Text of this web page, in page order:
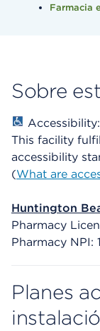
Farmacia
Sobre
This facility
accessibility
(What are
Huntington
Pharmacy
Pharmacy NPI:
Planes